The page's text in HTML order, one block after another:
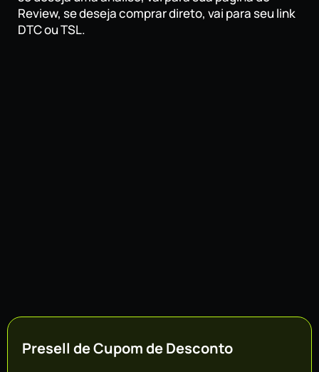
Review, se deseja comprar direto, vai para seu link
DTC ou TSL.
Presell de Cupom de Desconto